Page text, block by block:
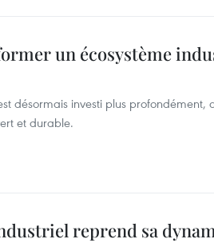
un écosystème
désormais investi plus profondément,
et durable.
reprend sa